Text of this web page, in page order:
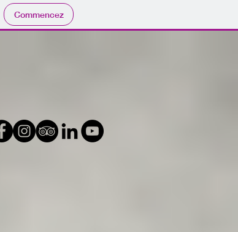
Commencez